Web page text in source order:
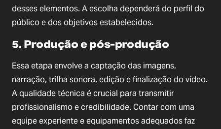
desses elementos. A escolha dependerá do perfil do
público e dos objetivos estabelecidos.
5. Produção e pós-produção
Essa etapa envolve a captação das imagens,
narração, trilha sonora, edição e finalização do vídeo.
A qualidade técnica é crucial para transmitir
profissionalismo e credibilidade. Contar com uma
equipe experiente e equipamentos adequados faz